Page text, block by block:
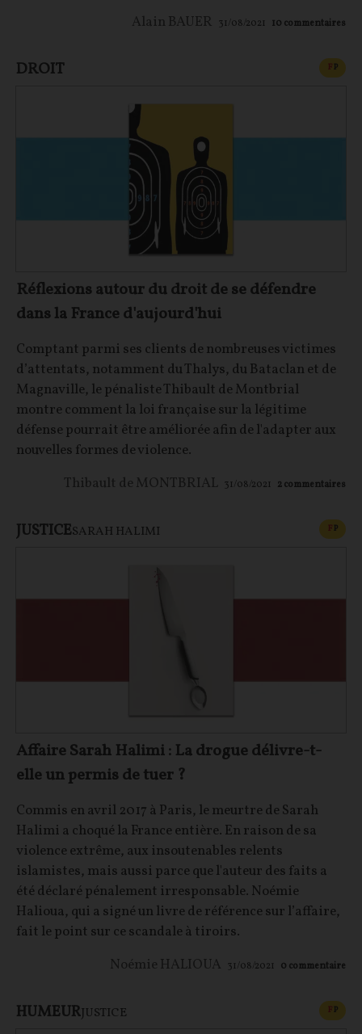
Alain BAUER
31/08/2021 10 commentaires
DROIT FP
Réflexions autour du droit de se défendre
dans la France d'aujourd'hui
Comptant parmi ses clients de nombreuses victimes
d’attentats, notamment du Thalys, du Bataclan et de
Magnaville, le pénaliste Thibault de Montbrial
montre comment la loi française sur la légitime
défense pourrait être améliorée afin de l'adapter aux
nouvelles formes de violence.
Thibault de MONTBRIAL
31/08/2021 2commentaires
JUSTICESARAH HALIMI FP
Affaire Sarah Halimi : La drogue délivre-t-
elle un permis de tuer ?
Commis en avril 2017 à Paris, le meurtre de Sarah
Halimi a choqué la France entière. En raison de sa
violence extrême, aux insoutenables relents
islamistes, mais aussi parce que l'auteur des faits a
été déclaré pénalement irresponsable. Noémie
Halioua, qui a signé un livre de référence sur l’affaire,
fait le point sur ce scandale à tiroirs.
Noémie HALIOUA
31/08/2021 0 commentaire
HUMEURJUSTICE FP